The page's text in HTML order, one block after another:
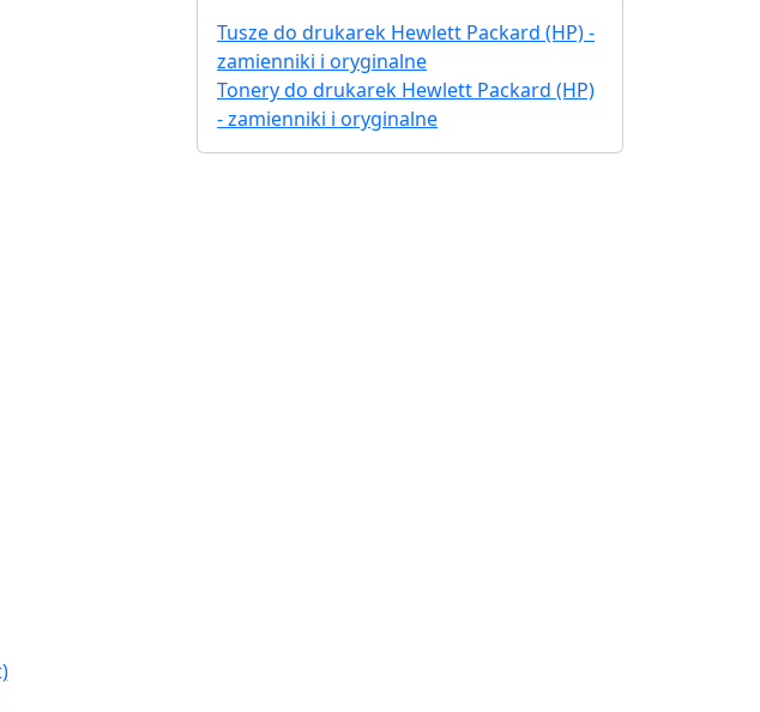
Tusze do drukarek Hewlett Packard (HP) -
zamienniki i oryginalne
Tonery do drukarek Hewlett Packard (HP)
- zamienniki i oryginalne